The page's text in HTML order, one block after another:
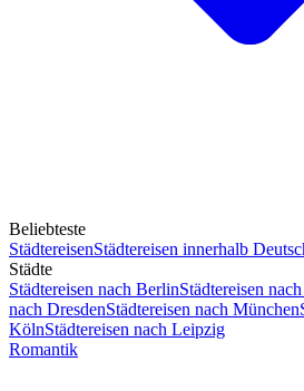
Beliebteste
StädtereisenStädtereisen innerhalb
Städte
Städtereisen nach BerlinStädtereisen
nach DresdenStädtereisen nach München
KölnStädtereisen nach Leipzig
Romantik